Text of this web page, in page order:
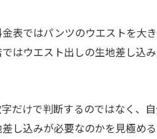
表ではパンツのウエストを大
はウエスト出しの生地差し込
だけで判断するのではなく、
し込みが必要なのかを見極める